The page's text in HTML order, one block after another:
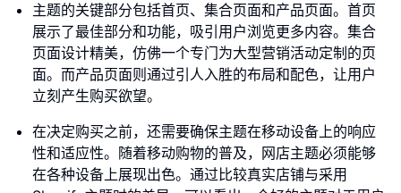
主题的关键部分包括首页、集合页面和产品页面。首页
展示了最佳部分和功能，吸引用户浏览更多内容。集合
页面设计精美，仿佛一个专门为大型营销活动定制的页
面。而产品页面则通过引人入胜的布局和配色，让用户
立刻产生购买欲望。
在决定购买之前，还需要确保主题在移动设备上的响应
性和适应性。随着移动购物的普及，网店主题必须能够
在各种设备上展现出色。通过比较真实店铺与采用